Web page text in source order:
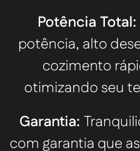
Potência Total:
potência, alto
cozimento
otimizando seu
Garantia:
com garantia que